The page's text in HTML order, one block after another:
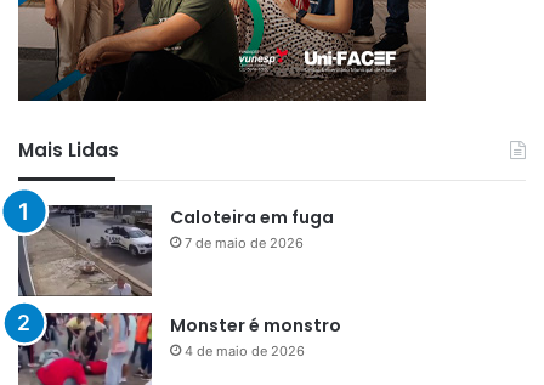
Mais Lidas
Caloteira em fuga
7 de maio de 2026
Monster é monstro
4 de maio de 2026